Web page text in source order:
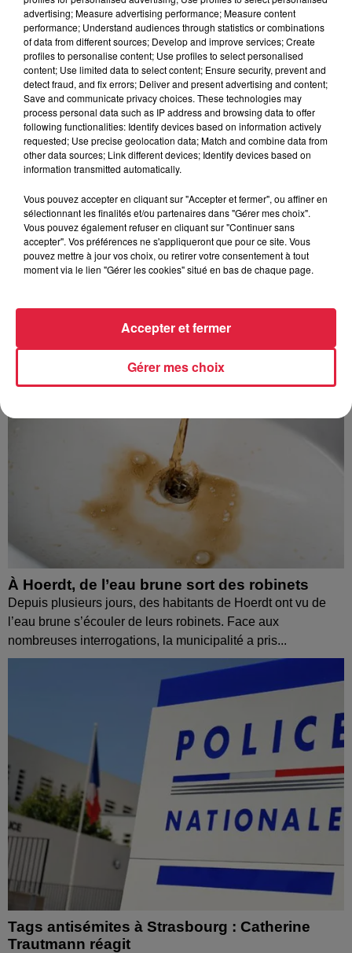
6 août 2026
Tags antisémites à Strasbourg :
Catherine Trautmann réagit
6 août 2026
Au zoo de Mulhouse : rencontre
avec les flamants rouges
À découvrir également
À Hoerdt, de l’eau brune sort des robinets
Depuis plusieurs jours, des habitants de Hoerdt ont vu de
l’eau brune s’écouler de leurs robinets. Face aux
nombreuses interrogations, la municipalité a pris...
Tags antisémites à Strasbourg : Catherine
Trautmann réagit
advertising; Measure advertising performance; Measure content
performance; Understand audiences through statistics or combinations
of data from different sources; Develop and improve services; Create
profiles to personalise content; Use profiles to select personalised
content; Use limited data to select content; Ensure security, prevent and
detect fraud, and fix errors; Deliver and present advertising and content;
Save and communicate privacy choices. These technologies may
process personal data such as IP address and browsing data to offer
following functionalities: Identify devices based on information actively
requested; Use precise geolocation data; Match and combine data from
other data sources; Link different devices; Identify devices based on
information transmitted automatically.
Vous pouvez accepter en cliquant sur "Accepter et fermer", ou affiner en
sélectionnant les finalités et/ou partenaires dans "Gérer mes choix".
Vous pouvez également refuser en cliquant sur "Continuer sans
accepter". Vos préférences ne s'appliqueront que pour ce site. Vous
pouvez mettre à jour vos choix, ou retirer votre consentement à tout
moment via le lien "Gérer les cookies" situé en bas de chaque page.
Gérer mes choix
Accepter et fermer